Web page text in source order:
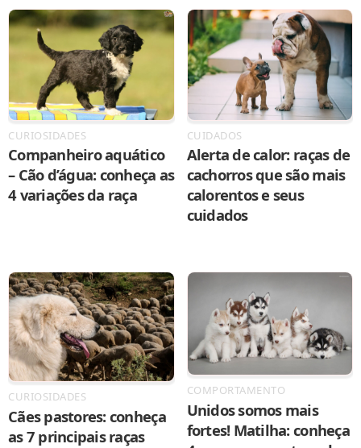
CURIOSIDADES
Companheiro aquático
– Cão d’água: conheça as
4 variações da raça
CUIDADOS
Alerta de calor: raças de
cachorros que são mais
calorentos e seus
cuidados
CURIOSIDADES
Cães pastores: conheça
as 7 principais raças
COMPORTAMENTO
Unidos somos mais
fortes! Matilha: conheça